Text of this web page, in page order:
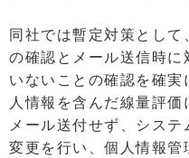
同社では暫定対策とし
の確認とメール送信時
いないことの確認を確
人情報を含んだ線量評
メール送付せず、シス
変更を行い、個人情報管